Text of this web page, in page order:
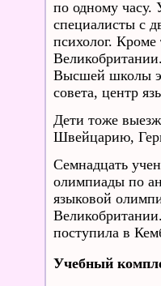
по одному часу.
специалисты с
психолог. Кроме
Высшей школы
совета, центр
Дети тоже
Швейцарию,
Семнадцать
олимпиады по
языковой
поступила в
Учебный